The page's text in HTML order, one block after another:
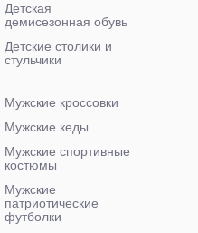
Детская
демисезонная обувь
Детские столики и
стульчики
Мужские кроссовки
Мужские кеды
Мужские спортивные
костюмы
Мужские
патриотические
футболки